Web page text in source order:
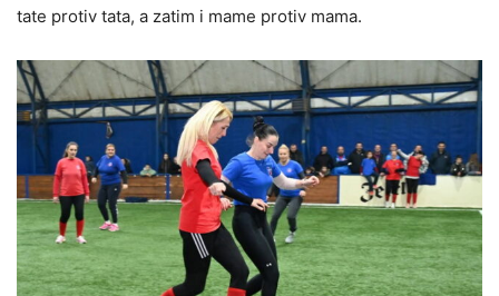
tate protiv tata, a zatim i mame protiv mama.